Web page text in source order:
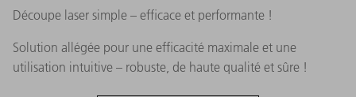
Découpe laser simple – efficace et performante !
Solution allégée pour une efficacité maximale et une
utilisation intuitive – robuste, de haute qualité et sûre !